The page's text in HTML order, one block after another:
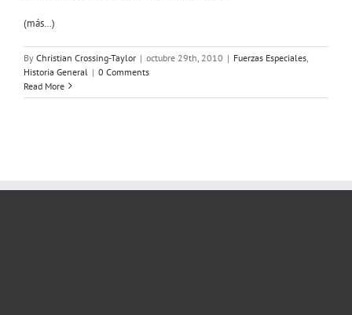
(más…)
By Christian Crossing-Taylor | octubre 29th, 2010 | Fuerzas Especiales
Historia General | 0 Comments
Read More